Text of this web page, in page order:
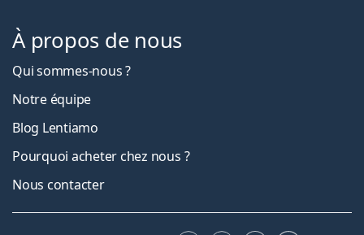
À propos de nous
Qui sommes-nous ?
Notre équipe
Blog Lentiamo
Pourquoi acheter chez nous ?
Nous contacter